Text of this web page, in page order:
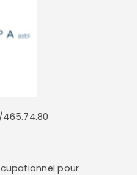
465.74.80
pour